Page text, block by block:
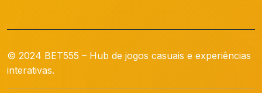
© 2024 BET555 – Hub de jogos casuais e experiências
interativas.